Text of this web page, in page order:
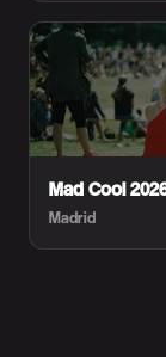
Mad Cool
Madrid